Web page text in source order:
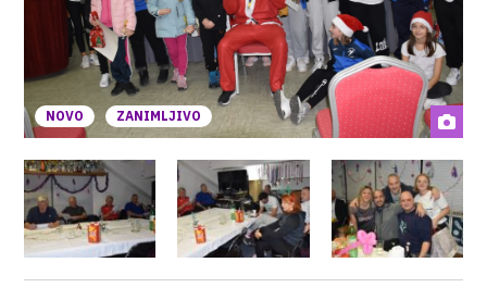
NOVO ZANIMLJIVO